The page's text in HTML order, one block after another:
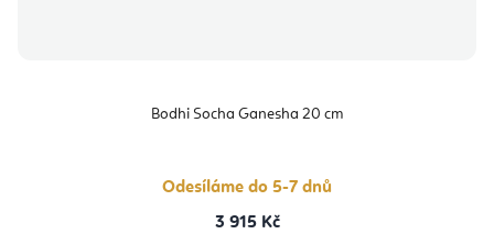
Bodhi Socha Ganesha 20 cm
Odesíláme do 5-7 dnů
3 915 Kč